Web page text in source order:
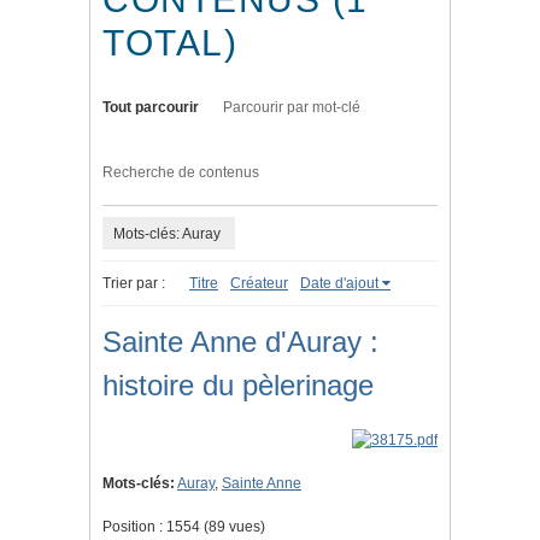
TOTAL)
Tout parcourir Parcourir par mot-clé
Recherche de contenus
Mots-clés: Auray
Trier par : Titre Créateur Date d'ajout
Sainte Anne d'Auray :
histoire du pèlerinage
Mots-clés: Auray, Sainte Anne
Position : 1554 (89 vues)